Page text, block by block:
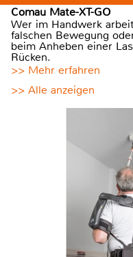
Comau Mate-XT-GO
Wer im Handwerk
falschen Bewegung
beim Anheben einer
Rücken.
>> Mehr erfahren
>> Alle anzeigen